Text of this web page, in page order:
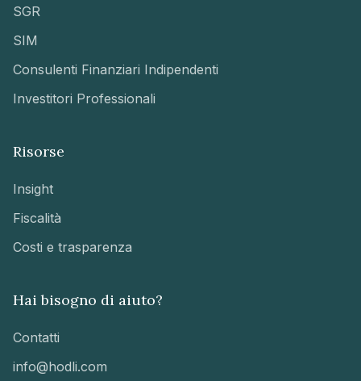
SGR
SIM
Consulenti Finanziari Indipendenti
Investitori Professionali
Risorse
Insight
Fiscalità
Costi e trasparenza
Hai bisogno di aiuto?
Contatti
info@hodli.com